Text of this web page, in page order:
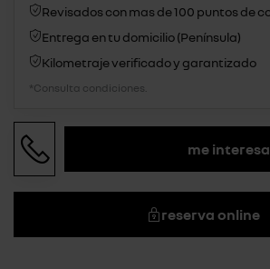
Revisados con mas de 100 puntos de
Entrega en tu domicilio (Península)
Kilometraje verificado y garantizado
*Consulta condiciones.
me interesa
reserva online